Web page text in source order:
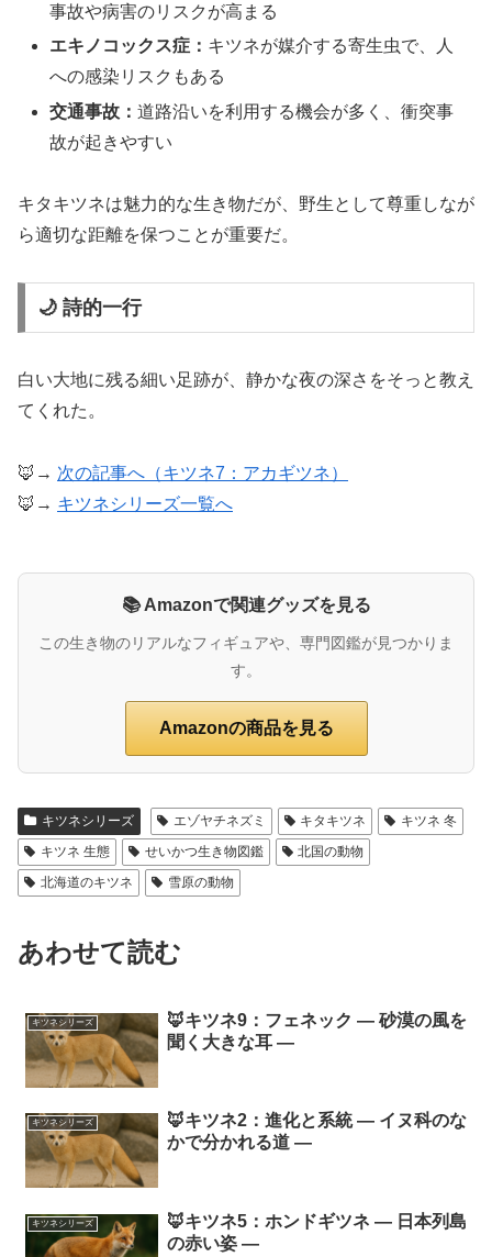
事故や病害のリスクが高まる
エキノコックス症： キツネが媒介する寄生虫で、人
への感染リスクもある
交通事故：道路沿いを利用する機会が多く、衝突事
故が起きやすい
キタキツネは魅力的な生き物だが、野生として尊重しなが
ら適切な距離を保つことが重要だ。
🌙 詩的一行
白い大地に残る細い足跡が、静かな夜の深さをそっと教え
てくれた。
🦊→ 次の記事へ（キツネ7：アカギツネ）
🦊→ キツネシリーズ一覧へ
📚 Amazonで関連グッズを見る
この生き物のリアルなフィギュアや、専門図鑑が見つかりま
す。
Amazonの商品を見る
キツネシリーズ エゾヤチネズミ キタキツネ
キツネ 冬
キツネ 生態
せいかつ生き物図鑑
北国の動物
北海道のキツネ
雪原の動物
あわせて読む
キツネシリーズ
🦊キツネ9：フェネック ― 砂漠の風を
聞く大きな耳 ―
キツネシリーズ
🦊キツネ2：進化と系統 ― イヌ科のな
かで分かれる道 ―
キツネシリーズ
🦊キツネ5：ホンドギツネ ― 日本列島
の赤い姿 ―